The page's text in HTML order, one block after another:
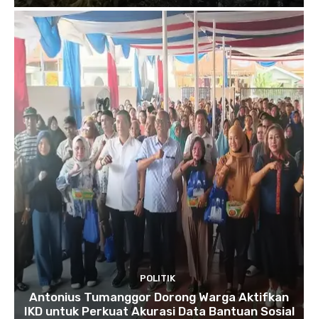
POLITIK
Antonius Tumanggor Dorong Warga Aktifkan
IKD untuk Perkuat Akurasi Data Bantuan Sosial